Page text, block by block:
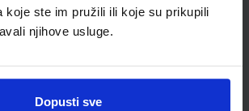
koje ste im pružili ili koje su prikupili
njihove usluge.
Dopusti sve